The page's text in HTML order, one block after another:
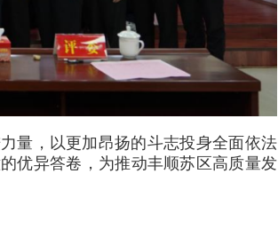
量，以更加昂扬的斗志投身全面依法
优异答卷，为推动丰顺苏区高质量发